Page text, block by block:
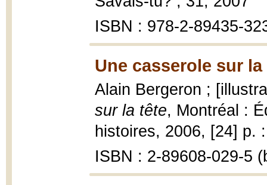
ISBN : 978-2-89435-
Une casserole sur la
Alain Bergeron ;
sur la tête, Montréal :
histoires, 2006, [24] p.
ISBN : 2-89608-029-5